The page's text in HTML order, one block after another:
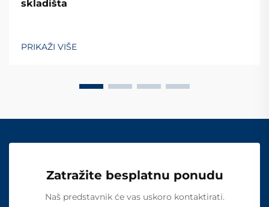
skladišta
PRIKAŽI VIŠE
Zatražite besplatnu ponudu
Naš predstavnik će vas uskoro kontaktirati.